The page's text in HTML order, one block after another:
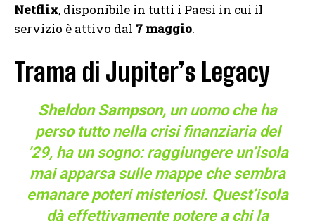
Netflix, disponibile in tutti i Paesi in cui il
servizio è attivo dal 7 maggio.
Trama di Jupiter’s Legacy
Sheldon Sampson, un uomo che ha
perso tutto nella crisi finanziaria del
’29, ha un sogno: raggiungere un’isola
mai apparsa sulle mappe che sembra
emanare poteri misteriosi. Quest’isola
dà effettivamente potere a chi la